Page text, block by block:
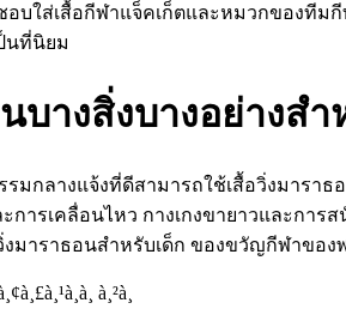
ชอบใส่เสื้อกีฬาแจ็คเก็ตและหมวกของที
นที่นิยม
บางสิ่งบางอย่างส
มกลางแจ้งที่ดีสามารถใช้เสื้อวิ่งมารา
การเคลื่อนไหว กางเกงขายาวและก
มาราธอนสำหรับเด็ก ของขวัญกีฬาขอ